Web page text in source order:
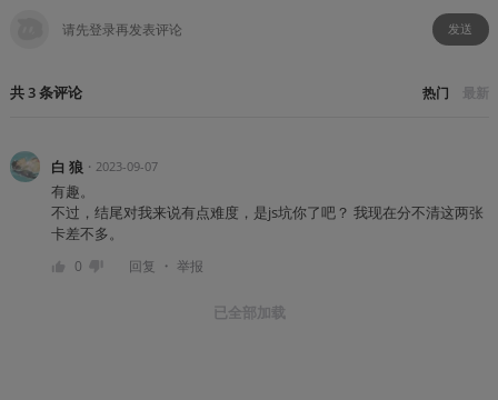
发送
共3条评论 热门 最新
白 狼・ 2023-09-07
有趣。
不过，结尾对我来说有点难度，是js坑你了吧？ 我现在分不清这两张
卡差不多。
0 回复 ・ 举报
已全部加载